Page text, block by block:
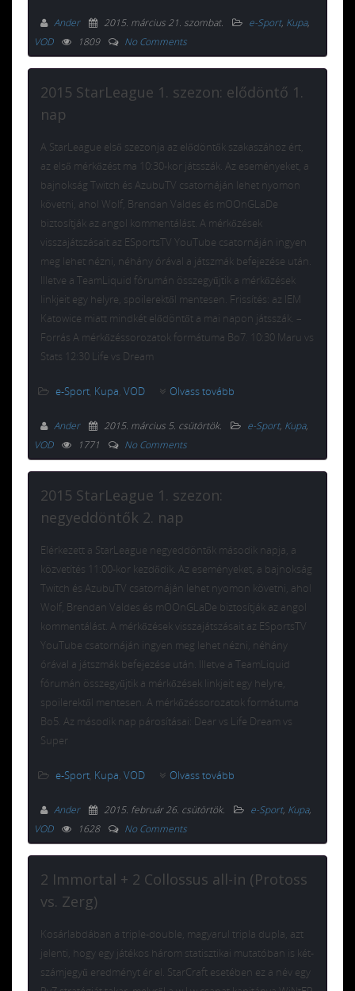
Ander 2015. március 21. szombat. e-Sport, Kupa,
VOD
1809 No Comments
2015 StarLeague 1. szezon: elődöntő 1.
nap
A StarLeague első szezonja az elődöntők szakaszához ért,
az első mérkőzést ma 10:30-kor játsszák. Az eseményeket, a
bajnokság Twitch és AzubuTV csatornáján lehet nyomon
követni, ahol Wolf, Brendan Valdes és mOOnGLaDe
biztosítják az angol kommentálást. A mérkőzések
visszajátszásait az ESportsTV YouTube csatornáján ingyen
meg lehet nézni, néhány órával a játszmák befejezése után.
Illetve a TeamLiquid fórumán összegyűjtik a mérkőzések
linkjeit egy helyre, spoilerektől mentesen. Frissítés: az IEM
Katowice miatt mindkét elődöntőt a mai napon játsszák. –
Forrás A mérkőzéssorozatok formátuma Bo7. 10:30 Maru vs
Stats 12:30 Life vs Dream
e-Sport, Kupa, VOD Olvass tovább
Ander 2015. március 5. csütörtök. e-Sport, Kupa,
VOD
1771 No Comments
2015 StarLeague 1. szezon:
negyeddöntők 2. nap
Elérkezett a StarLeague negyeddöntők második napja, a
közvetítés 11:00-kor kezdődik. Az eseményeket, a bajnokság
Twitch és AzubuTV csatornáján lehet nyomon követni, ahol
Wolf, Brendan Valdes és mOOnGLaDe biztosítják az angol
kommentálást. A mérkőzések visszajátszásait az ESportsTV
YouTube csatornáján ingyen meg lehet nézni, néhány
órával a játszmák befejezése után. Illetve a TeamLiquid
fórumán összegyűjtik a mérkőzések linkjeit egy helyre,
spoilerektől mentesen. A mérkőzéssorozatok formátuma
Bo5. Az második nap párosításai: Dear vs Life Dream vs
Super
e-Sport, Kupa, VOD Olvass tovább
Ander 2015. február 26. csütörtök. e-Sport, Kupa,
VOD
1628 No Comments
2 Immortal + 2 Collossus all-in (Protoss
vs. Zerg)
Kosárlabdában a triple-double, magyarul tripla dupla, azt
jelenti, hogy egy játékos három statisztikai mutatóban is két-
számjegyű eredményt ér el. StarCraft esetében ez a név egy